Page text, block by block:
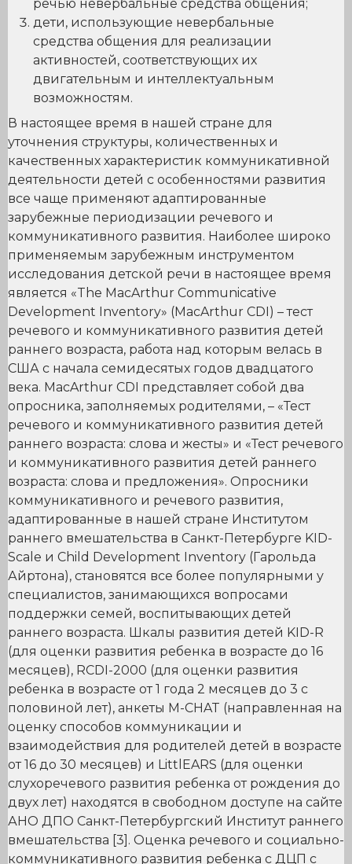
речью невербальные средства общения;
дети, использующие невербальные
средства общения для реализации
активностей, соответствующих их
двигательным и интеллектуальным
возможностям.
В настоящее время в нашей стране для
уточнения структуры, количественных и
качественных характеристик коммуникативной
деятельности детей с особенностями развития
все чаще применяют адаптированные
зарубежные периодизации речевого и
коммуникативного развития. Наиболее широко
применяемым зарубежным инструментом
исследования детской речи в настоящее время
является «The MacArthur Communicative
Development Inventory» (MacArthur CDI) – тест
речевого и коммуникативного развития детей
раннего возраста, работа над которым велась в
США с начала семидесятых годов двадцатого
века. MacArthur CDI представляет собой два
опросника, заполняемых родителями, – «Тест
речевого и коммуникативного развития детей
раннего возраста: слова и жесты» и «Тест речевого
и коммуникативного развития детей раннего
возраста: слова и предложения». Опросники
коммуникативного и речевого развития,
адаптированные в нашей стране Институтом
раннего вмешательства в Санкт-Петербурге KID-
Scale и Child Development Inventory (Гарольда
Айртона), становятся все более популярными у
специалистов, занимающихся вопросами
поддержки семей, воспитывающих детей
раннего возраста. Шкалы развития детей KID-R
(для оценки развития ребенка в возрасте до 16
месяцев), RCDI-2000 (для оценки развития
ребенка в возрасте от 1 года 2 месяцев до 3 с
половиной лет), анкеты M-CHAT (направленная на
оценку способов коммуникации и
взаимодействия для родителей детей в возрасте
от 16 до 30 месяцев) и LittlEARS (для оценки
слухоречевого развития ребенка от рождения до
двух лет) находятся в свободном доступе на сайте
АНО ДПО Санкт-Петербургский Институт раннего
вмешательства [3]. Оценка речевого и социально-
коммуникативного развития ребенка с ДЦП с